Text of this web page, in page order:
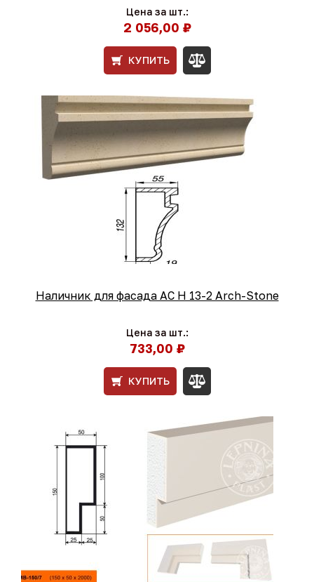
Цена за шт.:
2 056,00 ₽
КУПИТЬ
Наличник для фасада AC Н 13-2 Arch-Stone
Цена за шт.:
733,00 ₽
КУПИТЬ